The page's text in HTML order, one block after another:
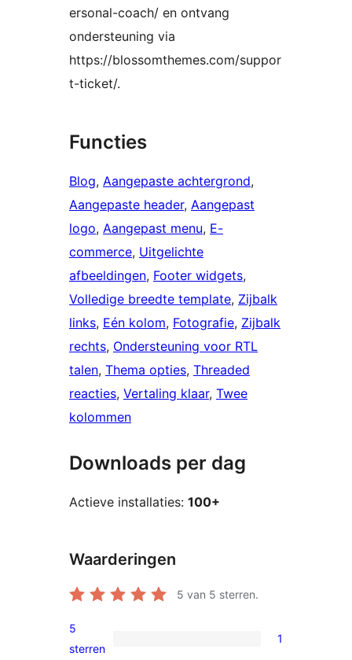
ersonal-coach/ en ontvang
ondersteuning via
https://blossomthemes.com/suppor
t-ticket/.
Functies
Blog, Aangepaste achtergrond
Aangepaste header, Aangepast
logo, Aangepast menu, E-
commerce, Uitgelichte
afbeeldingen, Footer widgets
Volledige breedte template, Zijbalk
links, Eén kolom, Fotografie, Zijbalk
rechts, Ondersteuning voor RTL
talen, Thema opties, Threaded
reacties, Vertaling klaar, Twee
kolommen
Downloads per dag
Actieve installaties: 100+
Waarderingen
5 van 5 sterren.
1
5
sterren
1